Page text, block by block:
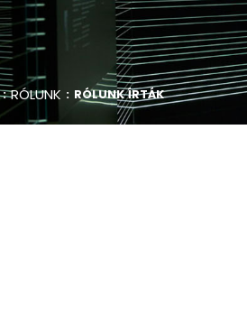
RÓLUNK RÓLUNK ÍRTÁK